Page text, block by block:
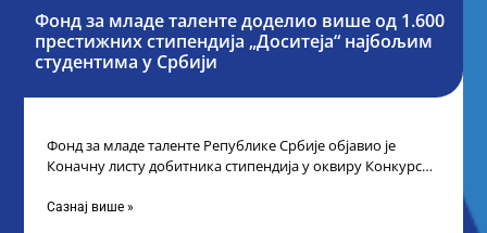
Фонд за младе таленте доделио више од 1.600
престижних стипендија „Доситеја“ најбољим
студентима у Србији
Фонд за младе таленте Републике Србије објавио је
Коначну листу добитника стипендија у оквиру Конкурса
Сазнај више »